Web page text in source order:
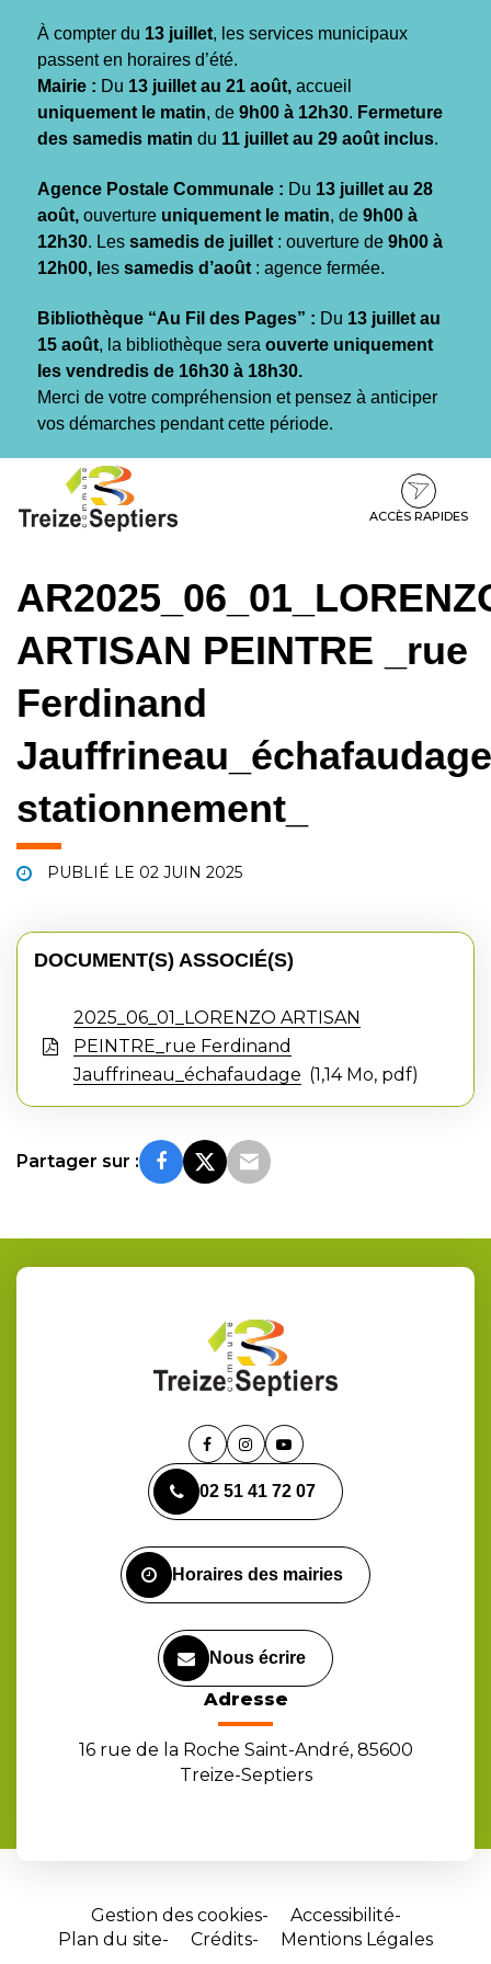
À compter du 13 juillet, les services municipaux
passent en horaires d’été.
Mairie : Du 13 juillet au 21 août, accueil
uniquement le matin, de 9h00 à 12h30. Fermeture
des samedis matin du 11 juillet au 29 août inclus.
Agence Postale Communale : Du 13 juillet au 28
août, ouverture uniquement le matin, de 9h00 à
12h30. Les samedis de juillet : ouverture de 9h00 à
12h00, l es samedis d’août : agence fermée.
Bibliothèque “Au Fil des Pages” : Du 13 juillet au
15 août, la bibliothèque sera ouverte uniquement
les vendredis de 16h30 à 18h30.
Merci de votre compréhension et pensez à anticiper
vos démarches pendant cette période.
contenu
pied
ACCÈS RAPIDES
ARTISAN PEINTRE _rue
Ferdinand
stationnement_
PUBLIÉ LE 02 JUIN 2025
DOCUMENT(S) ASSOCIÉ(S)
2025_06_01_LORENZO ARTISAN
PEINTRE_rue Ferdinand
Jauffrineau_échafaudage
1,14 Mo, pdf
Partager sur :
Lien
le
compte
Lien
le
compte
Lien
la
chaîne
02 51 41 72 07
Horaires des mairies
Nous écrire
Adresse
16 rue de la Roche Saint-André, 85600
Treize-Septiers
Gestion des cookies
Accessibilité
Plan du site
Crédits
Mentions Légales